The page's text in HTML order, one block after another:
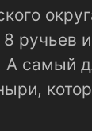
ручьев
самый